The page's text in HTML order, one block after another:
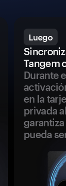
Luego
Tangem
Durante
en la
privada
pueda